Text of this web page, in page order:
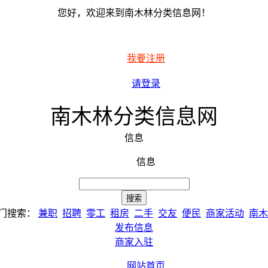
您好，欢迎来到南木林分类信息网！
我要注册
请登录
南木林分类信息网
信息
信息
搜索： 兼职 招聘 零工 租房 二手 交友 便民 商家活动 南
发布信息
商家入驻
网站首页